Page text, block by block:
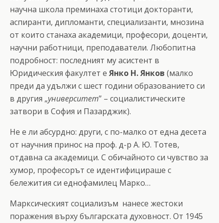
научна школа преминаха стотици докторанти,
аспиранти, дипломанти, специализанти, мнозина
от които станаха академици, професори, доценти,
научни работници, преподаватели. Любопитна
подробност: последният му асистент в
Юридическия факултет е Янко Н. Янков (малко
преди да удължи с шест години образованието си
в другия „университет” – социалистическите
затвори в София и Пазарджик).
Не е ли абсурдно: други, с по-малко от една десета
от научния принос на проф. д-р А. Ю. Тотев,
отдавна са академици. С обичайното си чувство за
хумор, професорът се идентифицираше с
бележития си еднофамилец Марко…
Марксическият социализъм нанесе жестоки
поражения върху българската духовност. От 1945